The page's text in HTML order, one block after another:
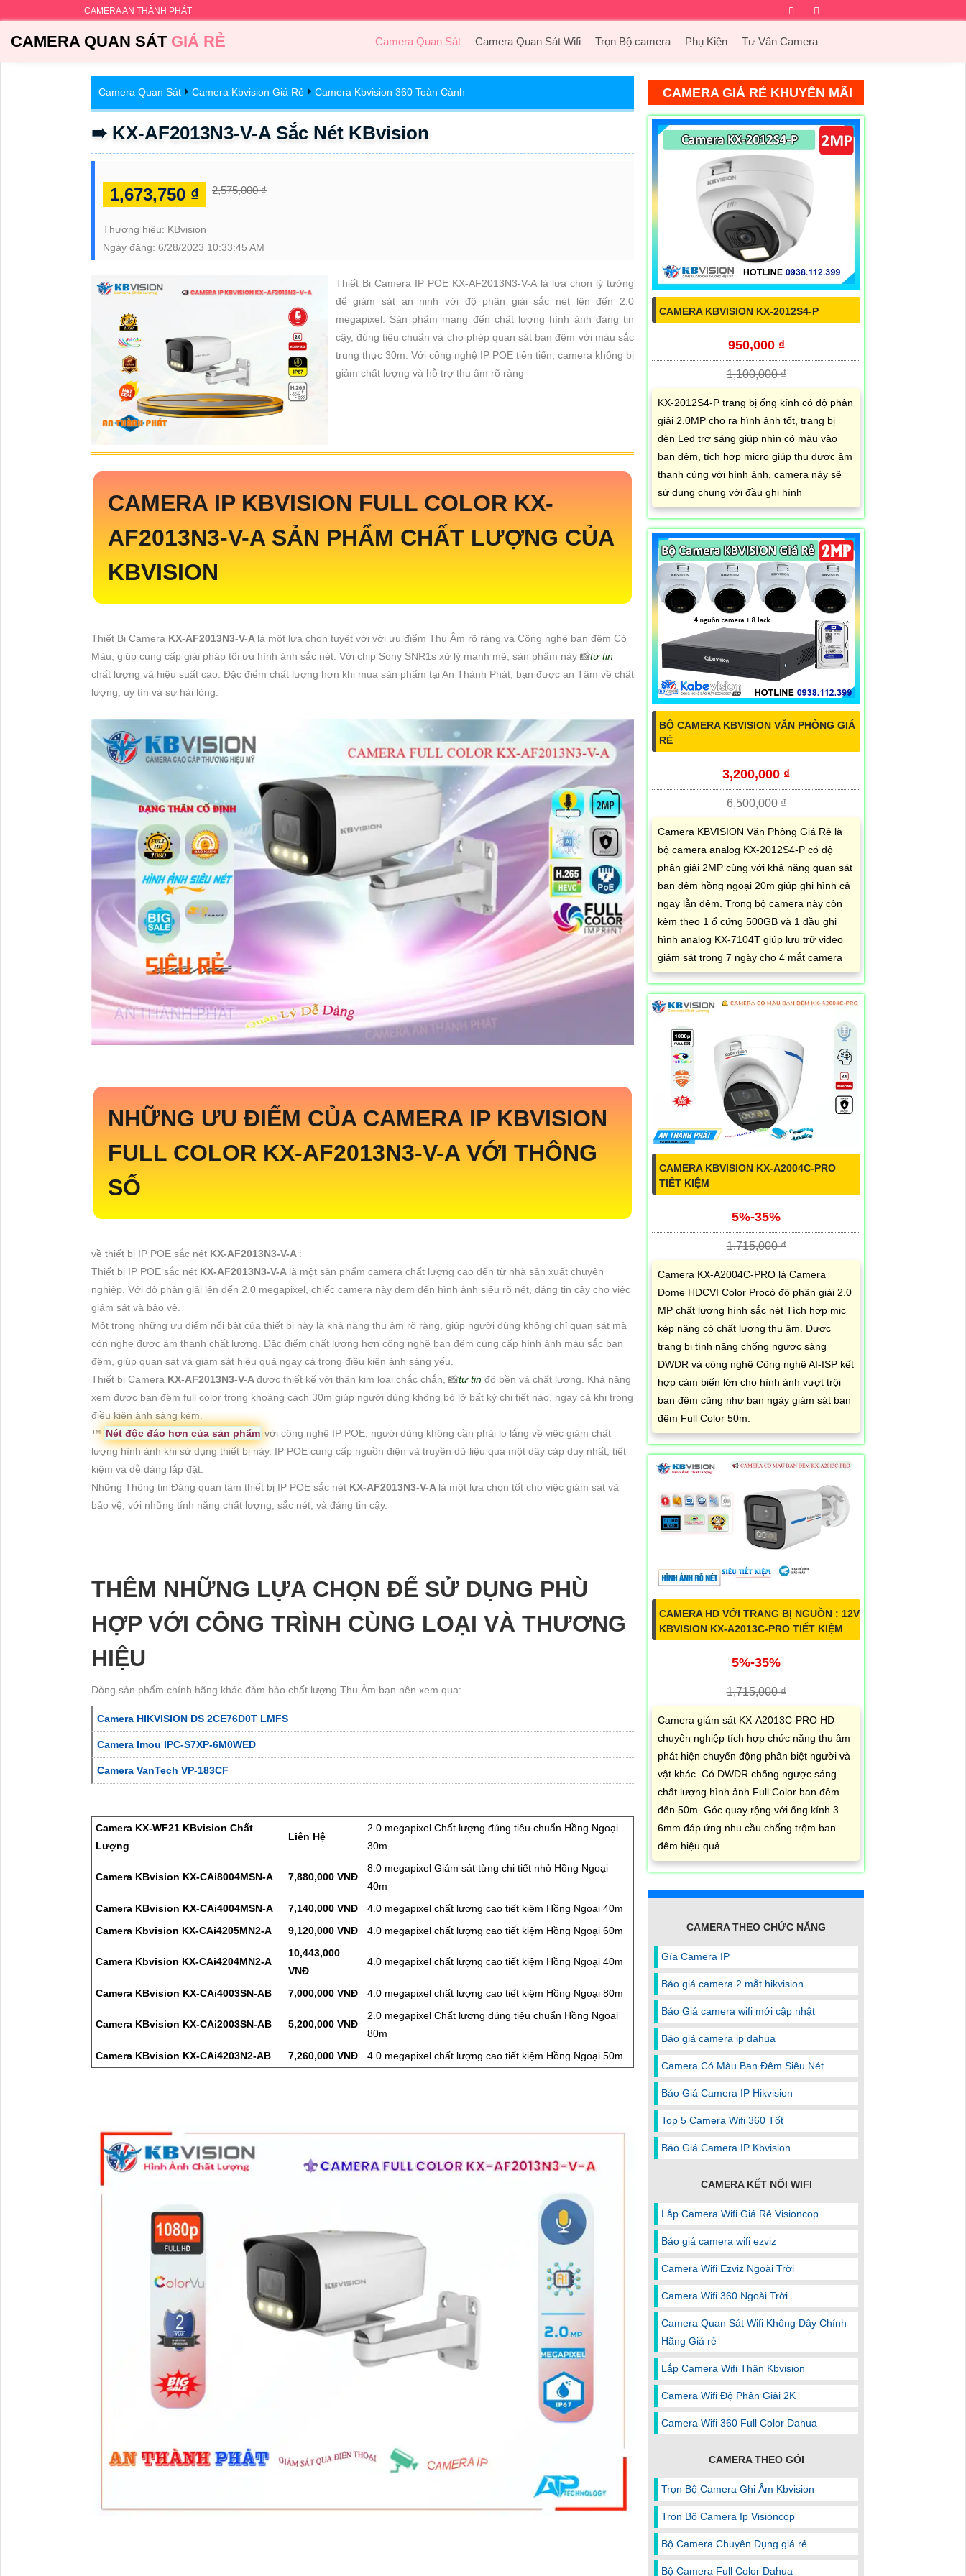
CAMERA AN THÀNH PHÁT Facebook
CAMERA QUAN SÁTGIÁ RẺ Camera Quan Sát Camera Quan Sát Wifi Trọn Bộ camera Phụ Kiện Tư Vấn Camera
Camera Quan Sát Camera Kbvision Giá Rẻ Camera Kbvision 360 Toàn Cảnh
➠ KX-AF2013N3-V-A Sắc Nét KBvision
1,673,750 ₫ 2,575,000 ₫
Thương hiệu: KBvision
Ngày đăng: 6/28/2023 10:33:45 AM
Thiết Bị Camera IP POE KX-AF2013N3-V-A là lựa chọn lý tưởng
để giám sát an ninh với độ phân giải sắc nét lên đến 2.0
megapixel. Sản phẩm mang đến chất lượng hình ảnh đáng tin
cậy, đúng tiêu chuẩn và cho phép quan sát ban đêm với màu sắc
trung thực 30m. Với công nghệ IP POE tiên tiến, camera không bị
giảm chất lượng và hỗ trợ thu âm rõ ràng
CAMERA IP KBVISION FULL COLOR KX-
AF2013N3-V-A SẢN PHẨM CHẤT LƯỢNG CỦA
KBVISION
Thiết Bị Camera KX-AF2013N3-V-A là một lựa chọn tuyệt vời với ưu điểm Thu Âm rõ ràng và Công nghệ ban đêm Có
Màu, giúp cung cấp giải pháp tối ưu hình ảnh sắc nét. Với chip Sony SNR1s xử lý mạnh mẽ, sản phẩm này 📸tự tin
chất lượng và hiệu suất cao. Đặc điểm chất lượng hơn khi mua sản phẩm tại An Thành Phát, bạn được an Tâm về chất
lượng, uy tín và sự hài lòng.
NHỮNG ƯU ĐIỂM CỦA CAMERA IP KBVISION
FULL COLOR KX-AF2013N3-V-A VỚI THÔNG
SỐ
về thiết bị IP POE sắc nét KX-AF2013N3-V-A :
Thiết bị IP POE sắc nét KX-AF2013N3-V-A là một sản phẩm camera chất lượng cao đến từ nhà sản xuất chuyên
nghiệp. Với độ phân giải lên đến 2.0 megapixel, chiếc camera này đem đến hình ảnh siêu rõ nét, đáng tin cậy cho việc
giám sát và bảo vệ.
Một trong những ưu điểm nổi bật của thiết bị này là khả năng thu âm rõ ràng, giúp người dùng không chỉ quan sát mà
còn nghe được âm thanh chất lượng. Đặc điểm chất lượng hơn công nghệ ban đêm cung cấp hình ảnh màu sắc ban
đêm, giúp quan sát và giám sát hiệu quả ngay cả trong điều kiện ánh sáng yếu.
Thiết bị Camera KX-AF2013N3-V-Ađược thiết kế với thân kim loại chắc chắn, 📸tự tin độ bền và chất lượng. Khả năng
xem được ban đêm full color trong khoảng cách 30m giúp người dùng không bỏ lỡ bất kỳ chi tiết nào, ngay cả khi trong
điều kiện ánh sáng kém.
™️ Nét độc đáo hơn của sản phẩm với công nghệ IP POE, người dùng không cần phải lo lắng về việc giảm chất
lượng hình ảnh khi sử dụng thiết bị này. IP POE cung cấp nguồn điện và truyền dữ liệu qua một dây cáp duy nhất, tiết
kiệm và dễ dàng lắp đặt.
Những Thông tin Đáng quan tâm thiết bị IP POE sắc nét KX-AF2013N3-V-A là một lựa chọn tốt cho việc giám sát và
bảo vệ, với những tính năng chất lượng, sắc nét, và đáng tin cậy.
THÊM NHỮNG LỰA CHỌN ĐỂ SỬ DỤNG PHÙ
HỢP VỚI CÔNG TRÌNH CÙNG LOẠI VÀ THƯƠNG
HIỆU
Dòng sản phẩm chính hãng khác đảm bảo chất lượng Thu Âm bạn nên xem qua:
Camera HIKVISION DS 2CE76D0T LMFS
Camera Imou IPC-S7XP-6M0WED
Camera VanTech VP-183CF
Camera KX-WF21 KBvision Chất
Lượng
Liên Hệ
2.0 megapixel Chất lượng đúng tiêu chuẩn Hồng Ngoại
30m
Camera KBvision KX-CAi8004MSN-A 7,880,000 VNĐ
8.0 megapixel Giám sát từng chi tiết nhỏ Hồng Ngoại
40m
Camera KBvision KX-CAi4004MSN-A
7,140,000 VNĐ
4.0 megapixel chất lượng cao tiết kiệm Hồng Ngoại 40m
Camera Kbvision KX-CAi4205MN2-A
9,120,000 VNĐ 4.0 megapixel chất lượng cao tiết kiệm Hồng Ngoại 60m
Camera Kbvision KX-CAi4204MN2-A
10,443,000
VNĐ
4.0 megapixel chất lượng cao tiết kiệm Hồng Ngoại 40m
Camera KBvision KX-CAi4003SN-AB 7,000,000 VNĐ 4.0 megapixel chất lượng cao tiết kiệm Hồng Ngoại 80m
Camera KBvision KX-CAi2003SN-AB 5,200,000 VNĐ
2.0 megapixel Chất lượng đúng tiêu chuẩn Hồng Ngoại
80m
Camera KBvision KX-CAi4203N2-AB
7,260,000 VNĐ 4.0 megapixel chất lượng cao tiết kiệm Hồng Ngoại 50m
CAMERA GIÁ RẺ KHUYẾN MÃI
CAMERA KBVISION KX-2012S4-P
950,000 ₫
1,100,000 ₫
KX-2012S4-P trang bị ống kính có độ phân
giải 2.0MP cho ra hình ảnh tốt, trang bị
đèn Led trợ sáng giúp nhìn có màu vào
ban đêm, tích hợp micro giúp thu được âm
thanh cùng với hình ảnh, camera này sẽ
sử dụng chung với đầu ghi hình
BỘ CAMERA KBVISION VĂN PHÒNG GIÁ
RẺ
3,200,000 ₫
6,500,000 ₫
Camera KBVISION Văn Phòng Giá Rẻ là
bộ camera analog KX-2012S4-P có độ
phân giải 2MP cùng với khả năng quan sát
ban đêm hồng ngoại 20m giúp ghi hình cả
ngay lẫn đêm. Trong bộ camera này còn
kèm theo 1 ổ cứng 500GB và 1 đầu ghi
hình analog KX-7104T giúp lưu trữ video
giám sát trong 7 ngày cho 4 mắt camera
CAMERA KBVISION KX-A2004C-PRO
TIẾT KIỆM
5%-35%
1,715,000 ₫
Camera KX-A2004C-PRO là Camera
Dome HDCVI Color Procó độ phân giải 2.0
MP chất lượng hình sắc nét Tích hợp mic
kép nâng có chất lượng thu âm. Được
trang bị tính năng chống ngược sáng
DWDR và công nghệ Công nghệ AI-ISP kết
hợp cảm biến lớn cho hình ảnh vượt trội
ban đêm cũng như ban ngày giám sát ban
đêm Full Color 50m.
CAMERA HD VỚI TRANG BỊ NGUỒN : 12V
KBVISION KX-A2013C-PRO TIẾT KIỆM
5%-35%
1,715,000 ₫
Camera giám sát KX-A2013C-PRO HD
chuyên nghiệp tích hợp chức năng thu âm
phát hiện chuyển động phân biệt người và
vật khác. Có DWDR chống ngược sáng
chất lượng hình ảnh Full Color ban đêm
đến 50m. Góc quay rộng với ống kính 3.
6mm đáp ứng nhu cầu chống trộm ban
đêm hiệu quả
CAMERA THEO CHỨC NĂNG
Gía Camera IP
Báo giá camera 2 mắt hikvision
Báo Giá camera wifi mới cập nhật
Báo giá camera ip dahua
Camera Có Màu Ban Đêm Siêu Nét
Báo Giá Camera IP Hikvision
Top 5 Camera Wifi 360 Tốt
Báo Giá Camera IP Kbvision
CAMERA KẾT NỐI WIFI
Lắp Camera Wifi Giá Rẻ Visioncop
Báo giá camera wifi ezviz
Camera Wifi Ezviz Ngoài Trời
Camera Wifi 360 Ngoài Trời
Camera Quan Sát Wifi Không Dây Chính
Hãng Giá rẻ
Lắp Camera Wifi Thân Kbvision
Camera Wifi Độ Phân Giải 2K
Camera Wifi 360 Full Color Dahua
CAMERA THEO GÓI
Trọn Bộ Camera Ghi Âm Kbvision
Trọn Bộ Camera Ip Visioncop
Bộ Camera Chuyên Dụng giá rẻ
Bộ Camera Full Color Dahua